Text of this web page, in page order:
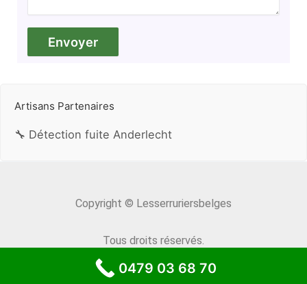
Artisans Partenaires
🔧 Détection fuite Anderlecht
Copyright © Lesserruriersbelges
Tous droits réservés.
0479 03 68 70